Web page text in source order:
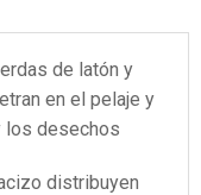
de latón y
en el pelaje y
los desechos
distribuyen